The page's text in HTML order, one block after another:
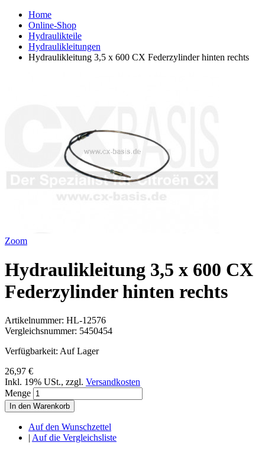
Home
Online-Shop
Hydraulikteile
Hydraulikleitungen
Hydraulikleitung 3,5 x 600 CX Federzylinder hinten rechts
Zoom
Hydraulikleitung 3,5 x 600 CX
Federzylinder hinten rechts
Artikelnummer: HL-12576
Vergleichsnummer: 5450454
Verfügbarkeit: Auf Lager
26,97 €
Inkl. 19% USt., zzgl. Versandkosten
Menge
In den Warenkorb
Auf den Wunschzettel
| Auf die Vergleichsliste